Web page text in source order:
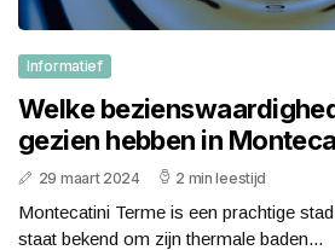
Informatief
Welke
gezien hebben in
29 maart 2024 2 min leestijd
Montecatini Terme is een prachtige
staat bekend om zijn thermale baden...